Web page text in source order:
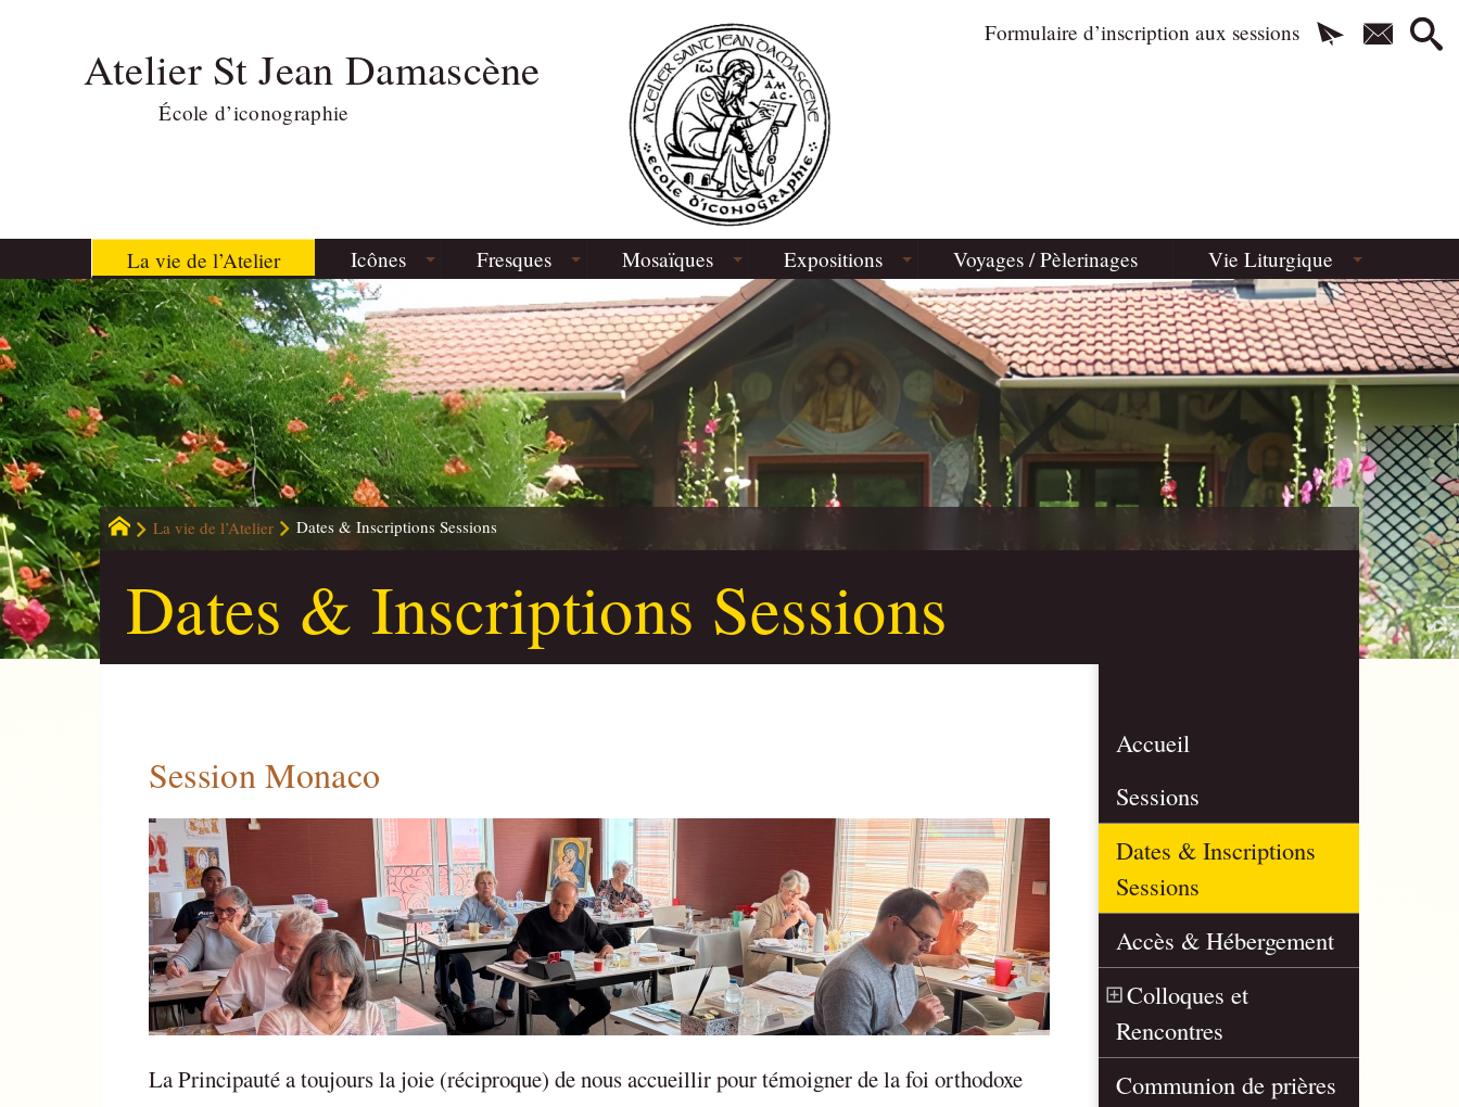
Formulaire d’inscription aux sessions
Atelier St Jean Damascène
École d’iconographie
La vie de l’Atelier Icônes Fresques Mosaïques Expositions Voyages / Pèlerinages Vie Liturgique
La vie de l’Atelier Dates & Inscriptions Sessions
Dates & Inscriptions Sessions
Session Monaco
La Principauté a toujours la joie (réciproque) de nous accueillir pour témoigner de la foi orthodoxe
Accueil
Sessions
Dates & Inscriptions
Sessions
Accès & Hébergement
Colloques et
Rencontres
Communion de prières